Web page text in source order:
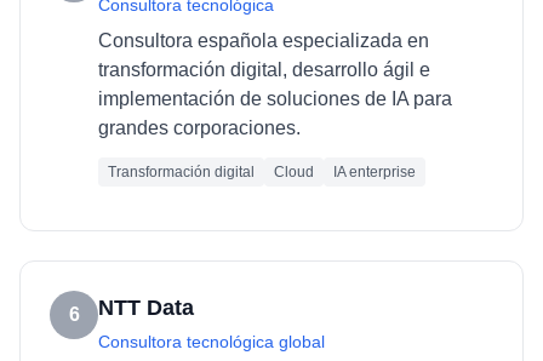
Consultora tecnológica
Consultora española especializada en
transformación digital, desarrollo ágil e
implementación de soluciones de IA para
grandes corporaciones.
Transformación digital Cloud IA enterprise
6 NTT Data
Consultora tecnológica global